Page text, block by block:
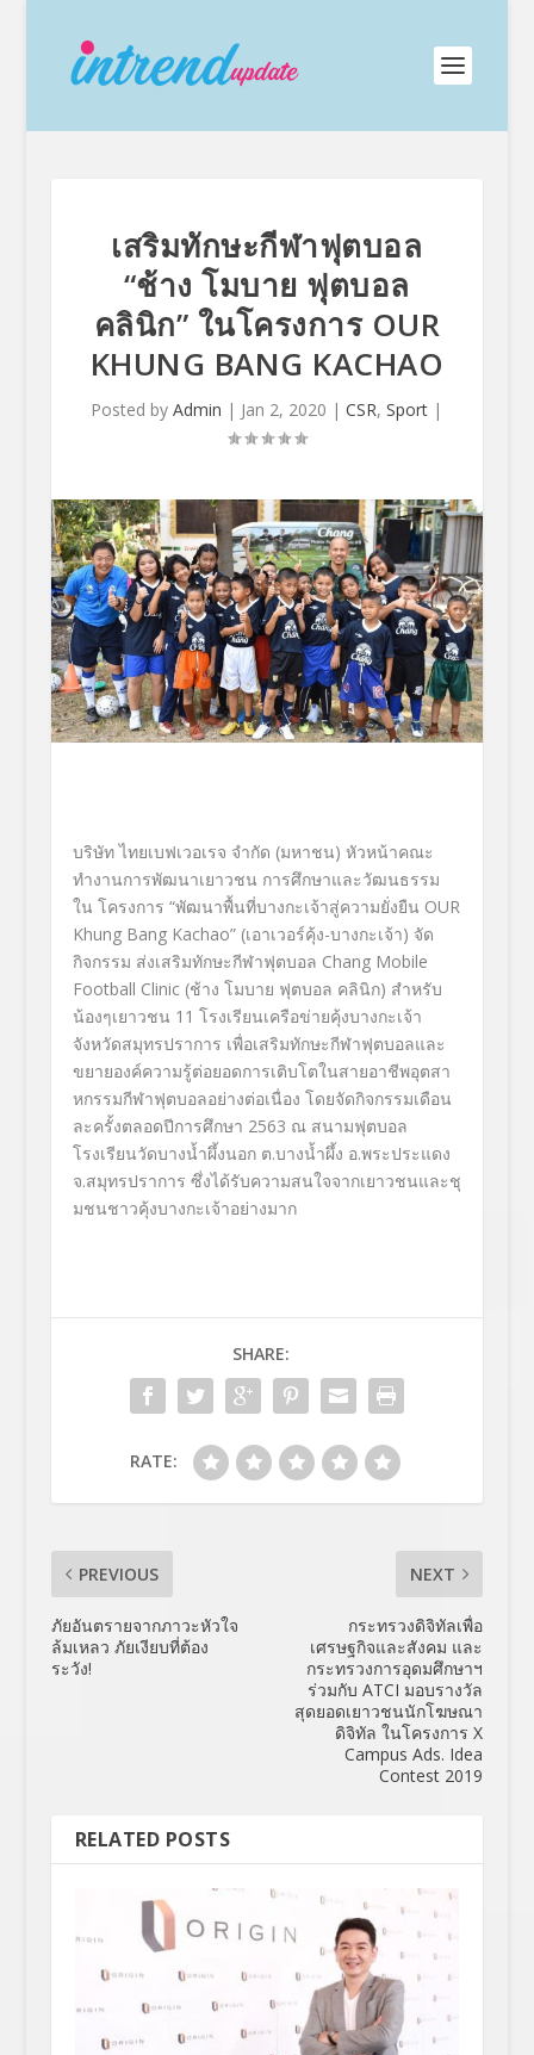
เสริมทักษะกีฬาฟุตบอล
“ช้าง โมบาย ฟุตบอล
คลินิก” ในโครงการ OUR
KHUNG BANG KACHAO
Posted byAdmin | Jan 2, 2020 |CSR,Sport |
บริษัท ไทยเบฟเวอเรจ จำกัด (มหาชน) หัวหน้าคณะ
ทำงานการพัฒนาเยาวชน การศึกษาและวัฒนธรรม
ใน โครงการ “พัฒนาพื้นที่บางกะเจ้าสู่ความยั่งยืน OUR
Khung Bang Kachao” (เอาเวอร์คุ้ง-บางกะเจ้า) จัด
กิจกรรม ส่งเสริมทักษะกีฬาฟุตบอล Chang Mobile
Football Clinic(ช้าง โมบาย ฟุตบอล คลินิก) สำหรับ
น้องๆเยาวชน 11 โรงเรียนเครือข่ายคุ้งบางกะเจ้า
จังหวัดสมุทรปราการ เพื่อเสริมทักษะกีฬาฟุตบอลและ
ขยายองค์ความรู้ต่อยอดการเติบโตในสายอาชีพอุตสา
หกรรมกีฬาฟุตบอลอย่างต่อเนื่อง โดยจัดกิจกรรมเดือน
ละครั้งตลอดปีการศึกษา 2563 ณ สนามฟุตบอล
โรงเรียนวัดบางน้ำผึ้งนอก ต.บางน้ำผึ้ง อ.พระประแดง
จ.สมุทรปราการ ซึ่งได้รับความสนใจจากเยาวชนและชุ
มชนชาวคุ้งบางกะเจ้าอย่างมาก
SHARE:
RATE:
PREVIOUS
ภัยอันตรายจากภาวะหัวใจ
ล้มเหลว ภัยเงียบที่ต้อง
ระวัง!
NEXT
กระทรวงดิจิทัลเพื่อ
เศรษฐกิจและสังคม และ
กระทรวงการอุดมศึกษาฯ
ร่วมกับ ATCI มอบรางวัล
สุดยอดเยาวชนนักโฆษณา
ดิจิทัล ในโครงการ X
Campus Ads. Idea
Contest 2019
RELATED POSTS